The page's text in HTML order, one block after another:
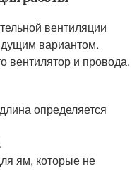
вентиляции
вариантом.
вентилятор и провода.
определяется
ям, которые не